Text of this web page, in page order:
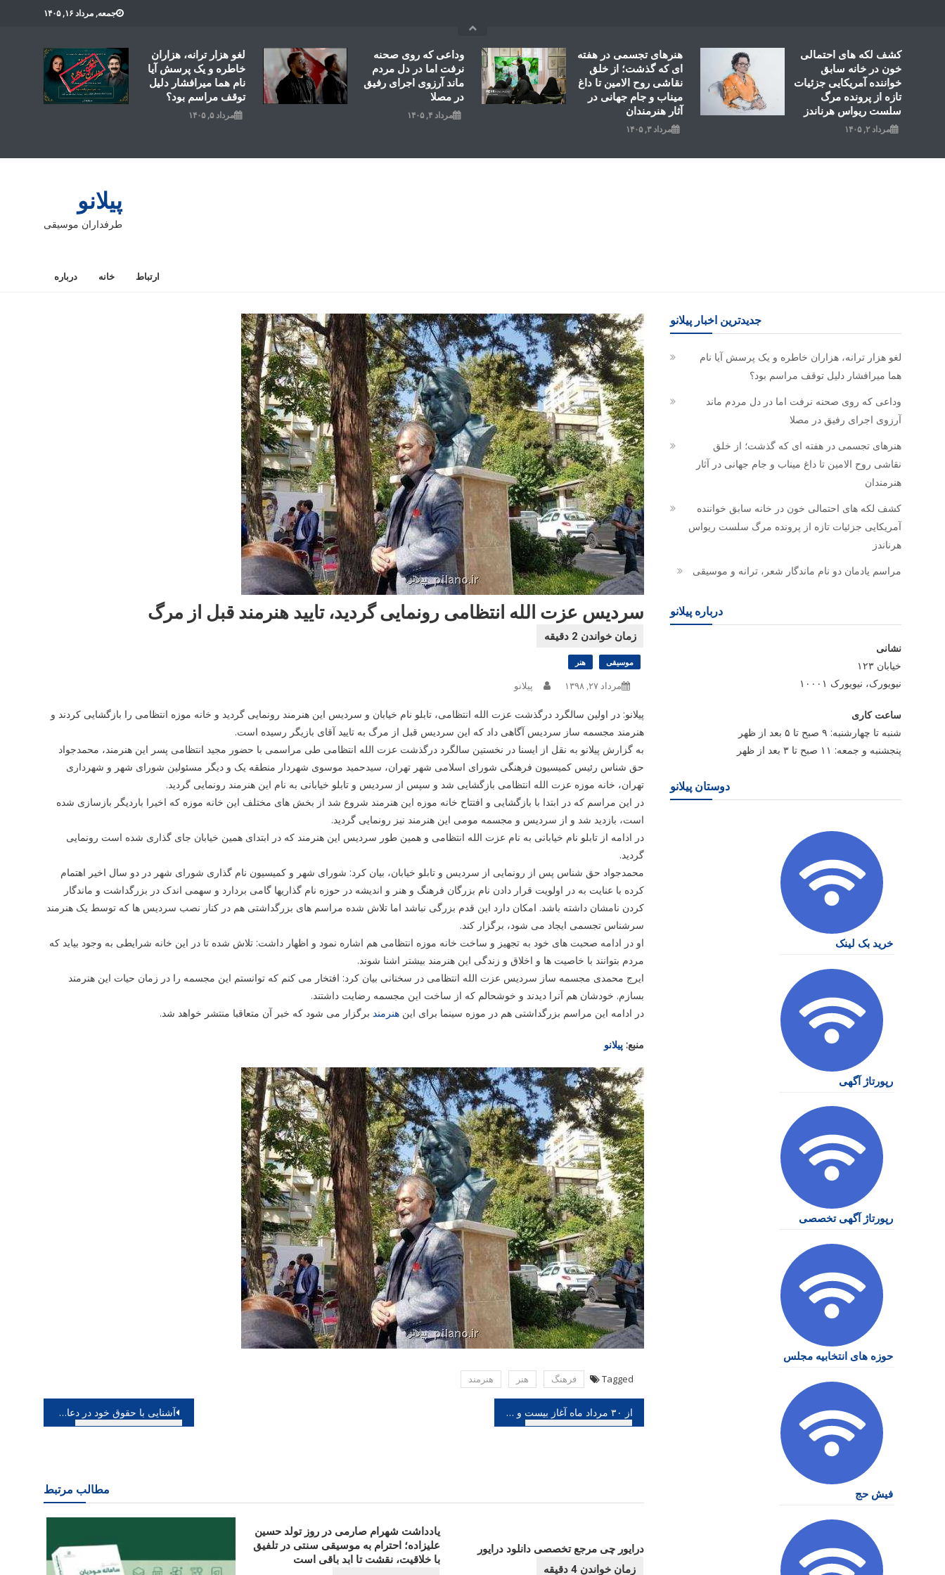
جمعه, مرداد ۱۶, ۱۴۰۵
لغو هزار ترانه، هزاران
خاطره و یک پرسش آیا
نام هما میرافشار دلیل
توقف مراسم بود؟
مرداد ۵, ۱۴۰۵
وداعی که روی صحنه
نرفت اما در دل مردم
ماند آرزوی اجرای رفیق
در مصلا
مرداد ۴, ۱۴۰۵
هنرهای تجسمی در هفته
ای که گذشت؛ از خلق
نقاشی روح الامین تا داغ
میناب و جام جهانی در
آثار هنرمندان
مرداد ۳, ۱۴۰۵
کشف لکه های احتمالی
خون در خانه سابق
خواننده آمریکایی جزئیات
تازه از پرونده مرگ
سلست ریواس هرناندز
مرداد ۲, ۱۴۰۵
پیلانو
طرفداران موسیقی
ارتباط خانه درباره
سردیس عزت الله انتظامی رونمایی گردید، تایید هنرمند قبل از مرگ
موسیقی هنر
مرداد ۲۷, ۱۳۹۸ پیلانو
پیلانو: در اولین سالگرد درگذشت عزت الله انتظامی، تابلو نام خیابان و سردیس این هنرمند رونمایی گردید و خانه موزه انتظامی را بازگشایی کردند و
هنرمند مجسمه ساز سردیس آگاهی داد که این سردیس قبل از مرگ به تایید آقای بازیگر رسیده است.
به گزارش پیلانو به نقل از ایسنا در نخستین سالگرد درگذشت عزت الله انتظامی طی مراسمی با حضور مجید انتظامی پسر این هنرمند، محمدجواد
حق شناس رئیس کمیسیون فرهنگی شورای اسلامی شهر تهران، سیدحمید موسوی شهردار منطقه یک و دیگر مسئولین شورای شهر و شهرداری
تهران، خانه موزه عزت الله انتظامی بازگشایی شد و سپس از سردیس و تابلو خیابانی به نام این هنرمند رونمایی گردید.
در این مراسم که در ابتدا با بازگشایی و افتتاح خانه موزه این هنرمند شروع شد از بخش های مختلف این خانه موزه که اخیرا باردیگر بازسازی شده
است، بازدید شد و از سردیس و مجسمه مومی این هنرمند نیز رونمایی گردید.
در ادامه از تابلو نام خیابانی به نام عزت الله انتظامی و همین طور سردیس این هنرمند که در ابتدای همین خیابان جای گذاری شده است رونمایی
گردید.
محمدجواد حق شناس پس از رونمایی از سردیس و تابلو خیابان، بیان کرد: شورای شهر و کمیسیون نام گذاری شورای شهر در دو سال اخیر اهتمام
کرده با عنایت به در اولویت قرار دادن نام بزرگان فرهنگ و هنر و اندیشه در حوزه نام گذاریها گامی بردارد و سهمی اندک در بزرگداشت و ماندگار
کردن نامشان داشته باشد. امکان دارد این قدم بزرگی نباشد اما تلاش شده مراسم های بزرگداشتی هم در کنار نصب سردیس ها که توسط یک هنرمند
سرشناس تجسمی ایجاد می شود، برگزار کند.
او در ادامه صحبت های خود به تجهیز و ساخت خانه موزه انتظامی هم اشاره نمود و اظهار داشت: تلاش شده تا در این خانه شرایطی به وجود بیاید که
مردم بتوانند با خاصیت ها و اخلاق و زندگی این هنرمند بیشتر اشنا شوند.
ایرج محمدی مجسمه ساز سردیس عزت الله انتظامی در سخنانی بیان کرد: افتخار می کنم که توانستم این مجسمه را در زمان حیات این هنرمند
بسازم. خودشان هم آنرا دیدند و خوشحالم که از ساخت این مجسمه رضایت داشتند.
در ادامه این مراسم بزرگداشتی هم در موزه سینما برای این هنرمند برگزار می شود که خبر آن متعاقبا منتشر خواهد شد.
منبع: پیلانو
Tagged فرهنگ هنر هنرمند
راهبری
آشنایی با حقوق خود در دعاوی خانوادگی از ۳۰ مرداد ماه آغاز بیست و ششمین جشنواره هنرهای تجسمی جوانان
مطالب مرتبط
یادداشت شهرام صارمی در روز تولد حسین
علیزاده؛ احترام به موسیقی سنتی در تلفیق
با خلاقیت، نقشت تا ابد باقی است
درایور چی مرجع تخصصی دانلود درایور
جدیدترین اخبار پیلانو
لغو هزار ترانه، هزاران خاطره و یک پرسش آیا نام
هما میرافشار دلیل توقف مراسم بود؟
وداعی که روی صحنه نرفت اما در دل مردم ماند
آرزوی اجرای رفیق در مصلا
هنرهای تجسمی در هفته ای که گذشت؛ از خلق
نقاشی روح الامین تا داغ میناب و جام جهانی در آثار
هنرمندان
کشف لکه های احتمالی خون در خانه سابق خواننده
آمریکایی جزئیات تازه از پرونده مرگ سلست ریواس
هرناندز
مراسم یادمان دو نام ماندگار شعر، ترانه و موسیقی
درباره پیلانو
نشانی
خیابان ۱۲۳
نیویورک، نیویورک ۱۰۰۰۱
ساعت کاری
شنبه تا چهارشنبه: ۹ صبح تا ۵ بعد از ظهر
پنجشنبه و جمعه: ۱۱ صبح تا ۳ بعد از ظهر
دوستان پیلانو
خرید بک لینک
رپورتاژ آگهی
رپورتاژ آگهی تخصصی
حوزه های انتخابیه مجلس
فیش حج